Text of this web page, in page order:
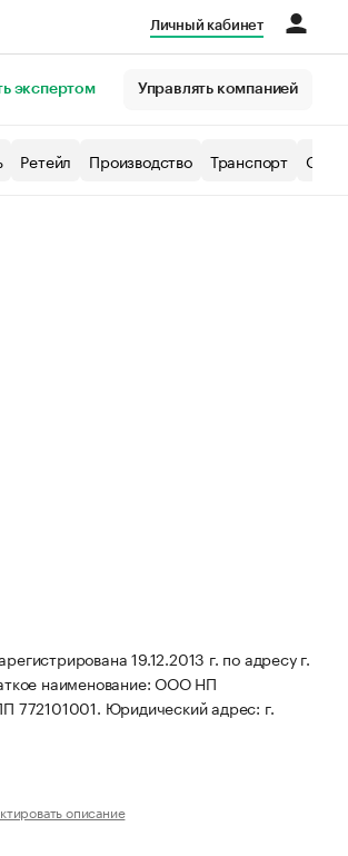
Личный кабинет
экспертом Управлять компанией
Ретейл Производство Транспорт
19.12.2013 г. по адресу г.
наименование: ООО НП
772101001. Юридический адрес: г.
описание